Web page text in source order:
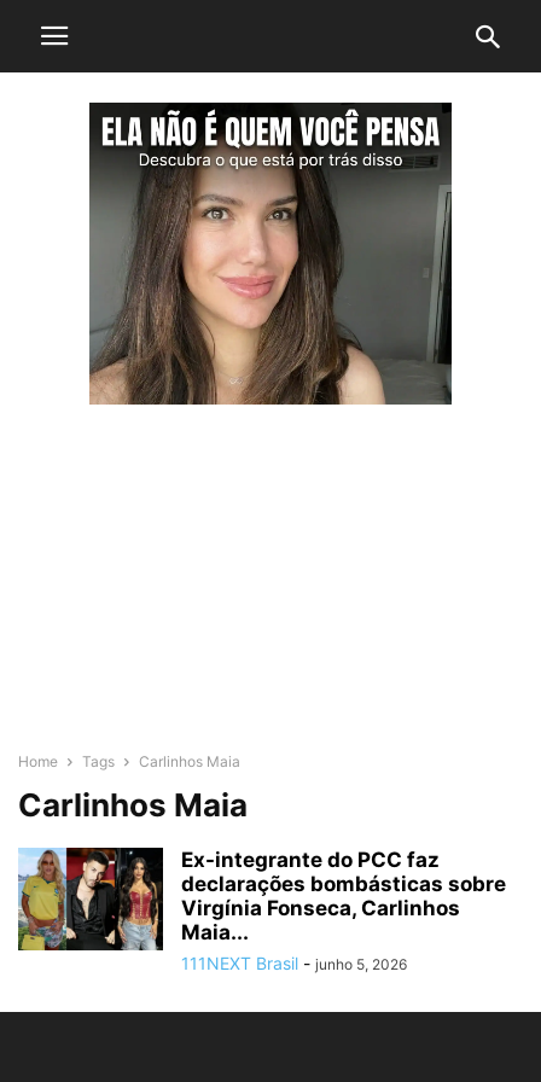
Home Tags Carlinhos Maia
Carlinhos Maia
Ex-integrante do PCC faz
declarações bombásticas sobre
Virgínia Fonseca, Carlinhos
Maia...
111NEXT Brasil - junho 5, 2026